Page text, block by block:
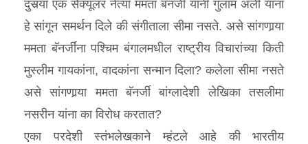
दुसर्‍या एक सेक्यूलर नेत्या ममता बॅनर्जी यांनी गुलाम अली यांना
हे सांगून समर्थन दिले की संगीताला सीमा नसते. असे सांगणार्‍या
ममता बॅनर्जींना पश्‍चिम बंगालमधील राष्ट्रीय विचारांच्या किती
मुस्लीम गायकांना, वादकांना सन्मान दिला? कलेला सीमा नसते
असे सांगणार्‍या ममता बॅनर्जी बांग्लादेशी लेखिका तसलीमा
नसरीन यांना का विरोध करतात?
एका परदेशी स्तंभलेखकाने म्हंटले आहे की भारतीय